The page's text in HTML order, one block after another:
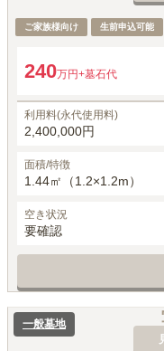
ご家族様向け 生前申込可能
240万円+墓石代
利用料(永代使用料)
2,400,000円
面積/特徴
1.44㎡（1.2×1.2m）
空き状況
要確認
一般墓地